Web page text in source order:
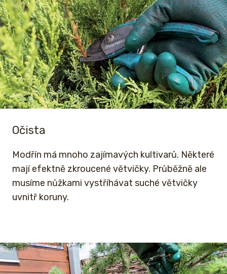
Očista
Modřín má mnoho zajímavých kultivarů. Některé
mají efektně zkroucené větvičky. Průběžně ale
musíme nůžkami vystříhávat suché větvičky
uvnitř koruny.